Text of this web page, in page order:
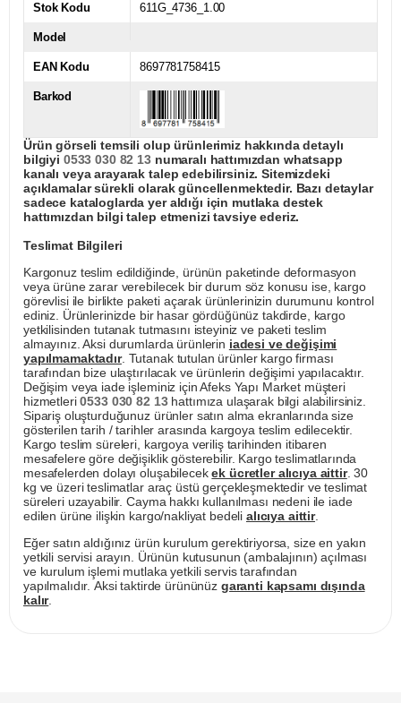
Stok Kodu 611G_4736_1.00
Model
EAN Kodu 8697781758415
Barkod
Ürün görseli temsili olup ürünlerimiz hakkında detaylı
bilgiyi 0533 030 82 13numaralı hattımızdan whatsapp
kanalı veya arayarak talep edebilirsiniz. Sitemizdeki
açıklamalar sürekli olarak güncellenmektedir. Bazı detaylar
sadece kataloglarda yer aldığı için mutlaka destek
hattımızdan bilgi talep etmenizi tavsiye ederiz.
Teslimat Bilgileri
Kargonuz teslim edildiğinde, ürünün paketinde deformasyon
veya ürüne zarar verebilecek bir durum söz konusu ise, kargo
görevlisi ile birlikte paketi açarak ürünlerinizin durumunu kontrol
ediniz. Ürünlerinizde bir hasar gördüğünüz takdirde, kargo
yetkilisinden tutanak tutmasını isteyiniz ve paketi teslim
almayınız. Aksi durumlarda ürünlerin iadesi ve değişimi
yapılmamaktadır. Tutanak tutulan ürünler kargo firması
tarafından bize ulaştırılacak ve ürünlerin değişimi yapılacaktır.
Değişim veya iade işleminiz için Afeks Yapı Market müşteri
hizmetleri0533 030 82 13hattımıza ulaşarak bilgi alabilirsiniz.
Sipariş oluşturduğunuz ürünler satın alma ekranlarında size
gösterilen tarih / tarihler arasında kargoya teslim edilecektir.
Kargo teslim süreleri, kargoya veriliş tarihinden itibaren
mesafelere göre değişiklik gösterebilir. Kargo teslimatlarında
mesafelerden dolayı oluşabilecekek ücretler alıcıya aittir. 30
kg ve üzeri teslimatlar araç üstü gerçekleşmektedir ve teslimat
süreleri uzayabilir. Cayma hakkı kullanılması nedeni ile iade
edilen ürüne ilişkin kargo/nakliyat bedeli alıcıya aittir.
Eğer satın aldığınız ürün kurulum gerektiriyorsa, size en yakın
yetkili servisi arayın. Ürünün kutusunun (ambalajının) açılması
ve kurulum işlemi mutlaka yetkili servis tarafından
yapılmalıdır. Aksi taktirde ürününüz garanti kapsamı dışında
kalır.